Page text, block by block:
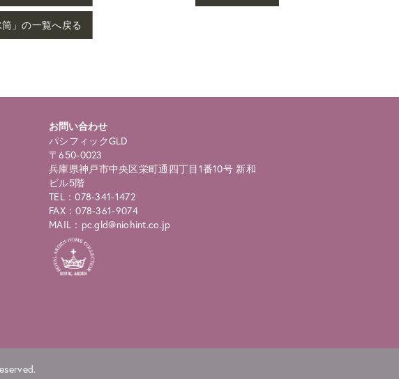
」の一覧へ戻る
お問い合わせ
パシフィックGLD
〒650-0023
兵庫県神戸市中央区栄町通四丁目1番10号 新和
ビル5階
TEL：078-341-1472
FAX：078-361-9074
MAIL：pc.gld@niohint.co.jp